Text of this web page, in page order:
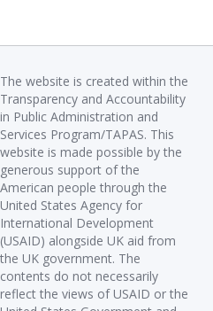
The website is created within the
Transparency and Accountability
in Public Administration and
Services Program/TAPAS. This
website is made possible by the
generous support of the
American people through the
United States Agency for
International Development
(USAID) alongside UK aid from
the UK government. The
contents do not necessarily
reflect the views of USAID or the